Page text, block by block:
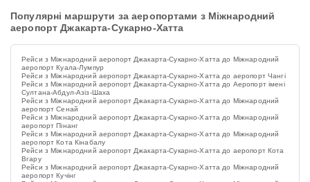
Популярні маршрути за аеропортами з Міжнародний
аеропорт Джакарта-Сукарно-Хатта
Рейси з Міжнародний аеропорт Джакарта-Сукарно-Хатта до Міжнародний
аеропорт Куала-Лумпур
Рейси з Міжнародний аеропорт Джакарта-Сукарно-Хатта до аеропорт Чангі
Рейси з Міжнародний аеропорт Джакарта-Сукарно-Хатта до Аеропорт імені
Султана-Абдул-Азіз-Шаха
Рейси з Міжнародний аеропорт Джакарта-Сукарно-Хатта до Міжнародний
аеропорт Сенай
Рейси з Міжнародний аеропорт Джакарта-Сукарно-Хатта до Міжнародний
аеропорт Пінанг
Рейси з Міжнародний аеропорт Джакарта-Сукарно-Хатта до Міжнародний
аеропорт Кота Кінабалу
Рейси з Міжнародний аеропорт Джакарта-Сукарно-Хатта до аеропорт Кота
Вгару
Рейси з Міжнародний аеропорт Джакарта-Сукарно-Хатта до Міжнародний
аеропорт Кучінг